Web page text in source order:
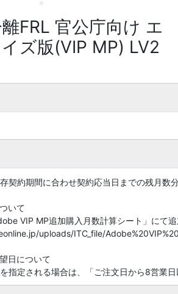
FRL 官公庁向け エ
ズ版(VIP MP) LV2
契約期間に合わせ契約応当日までの残月数
いて
VIP MP追加購入月数計算シート」にて
uploads/ITC_file/
日について
指定される場合は、「ご注文日から8営業